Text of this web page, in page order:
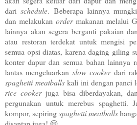
darischedule. Beberapa lainnya
dan melakukan ordermakanan melalui
lainnya akan segera berganti pakaian
atau restoran terdekat untuk mengisi
semua opsi diatas, karena daging giling
konter dapur dan semua bahan lainnya
lantas mengeluarkan slow cookerdari
spaghetti meatballskali ini dengan panci
rice cookerjuga bisa diberdayakan,
pergunakan untuk merebus spaghetti.
kompor, sepiringspaghetti meatballs